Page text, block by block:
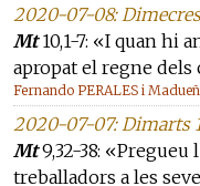
2020-07-08:
Mt10,1-7: «I quan hi
apropat el regne dels
Fernando PERALES i
2020-07-07: Dimarts
Mt9,32-38: «Pregueu
treballadors a les